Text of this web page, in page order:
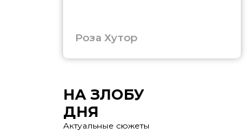
Роза Хутор
НА ЗЛОБУ
ДНЯ
Актуальные сюжеты